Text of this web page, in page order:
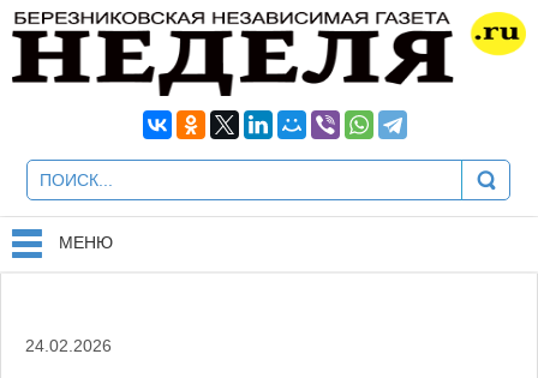
МЕНЮ
24.02.2026